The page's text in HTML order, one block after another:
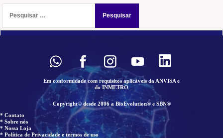
por:
Em conformidade com requisitos aplicáveis da ANVISA e
do INMETRO
Copyright© desde 2006 a BioEvolution® e SBN®
* Contato
* Sobre nós
* Nossa Loja
* Política de Privacidade e termos de uso